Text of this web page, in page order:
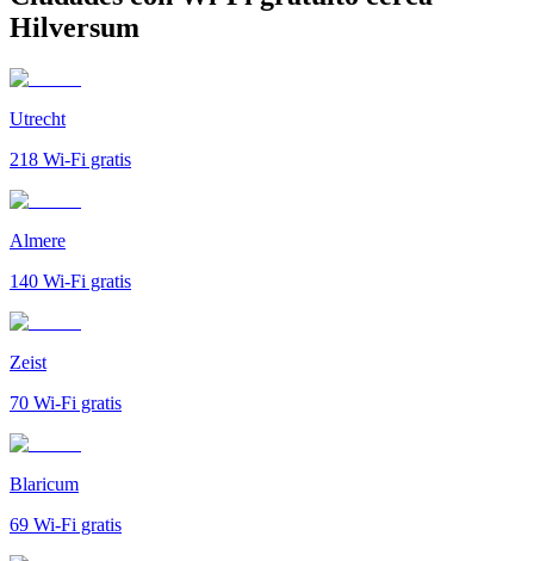
Hilversum
Utrecht
218 Wi-Fi gratis
Almere
140 Wi-Fi gratis
Zeist
70 Wi-Fi gratis
Blaricum
69 Wi-Fi gratis